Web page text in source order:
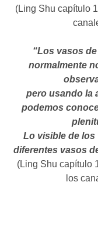
(Ling Shu capítulo
“Los vasos
normalmente
pero usando la
podemos
Lo visible de los
diferentes vasos
(Ling Shu capítulo
los